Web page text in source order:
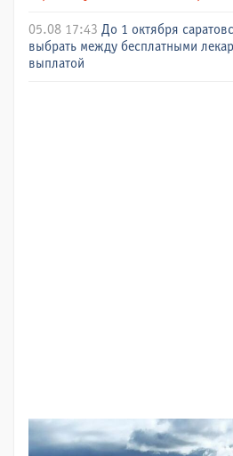
05.08 17:43 До 1 октября
выбрать между бесплатными
выплатой